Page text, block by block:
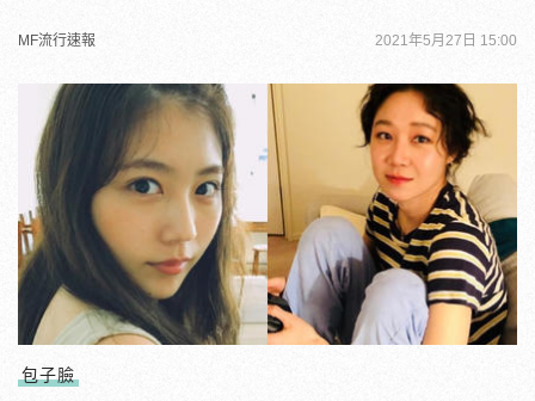
MF流行速報 2021年5月27日 15:00
包子臉